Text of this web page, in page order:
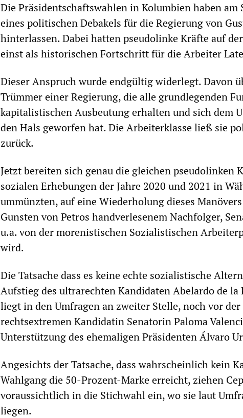
Die Präsidentschaftswahlen in Kolumbien haben am
eines politischen Debakels für die Regierung von
hinterlassen. Dabei hatten pseudolinke Kräfte auf
einst als historischen Fortschritt für die Arbeiter
Dieser Anspruch wurde endgültig widerlegt. Davon
Trümmer einer Regierung, die alle grundlegenden
kapitalistischen Ausbeutung erhalten und sich dem
den Hals geworfen hat. Die Arbeiterklasse ließ sie
zurück.
Jetzt bereiten sich genau die gleichen pseudolinken
sozialen Erhebungen der Jahre 2020 und 2021 in
ummünzten, auf eine Wiederholung dieses
Gunsten von Petros handverlesenem Nachfolger,
u.a. von der morenistischen Sozialistischen
wird.
Die Tatsache dass es keine echte sozialistische
Aufstieg des ultrarechten Kandidaten Abelardo de
liegt in den Umfragen an zweiter Stelle, noch vor
rechtsextremen Kandidatin Senatorin Paloma
Unterstützung des ehemaligen Präsidenten Álvaro
Angesichts der Tatsache, dass wahrscheinlich kein
Wahlgang die 50-Prozent-Marke erreicht, ziehen
voraussichtlich in die Stichwahl ein, wo sie laut
liegen.